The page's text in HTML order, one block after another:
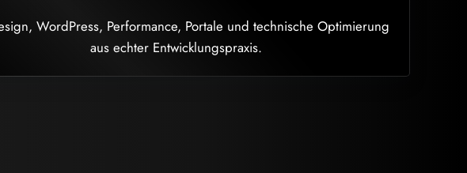
WordPress, Performance, Portale und technische Optimierung
aus echter Entwicklungspraxis.